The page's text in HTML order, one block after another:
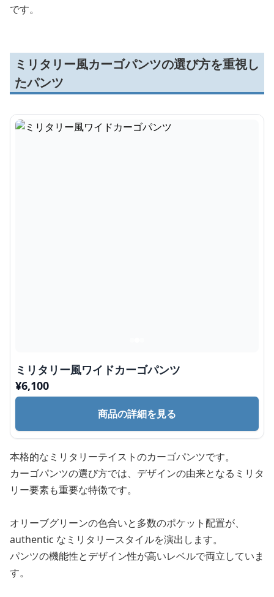
です。
ミリタリー風カーゴパンツの選び方を重視し
たパンツ
ミリタリー風ワイドカーゴパンツ
¥6,100
商品の詳細を見る
本格的なミリタリーテイストのカーゴパンツです。
カーゴパンツの選び方では、デザインの由来となるミリタ
リー要素も重要な特徴です。
オリーブグリーンの色合いと多数のポケット配置が、
authentic なミリタリースタイルを演出します。
パンツの機能性とデザイン性が高いレベルで両立していま
す。